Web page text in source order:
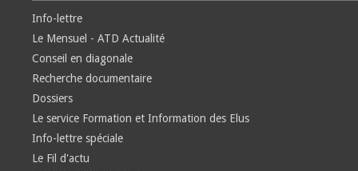
Info-lettre
Le Mensuel - ATD Actualité
Conseil en diagonale
Recherche documentaire
Dossiers
Le service Formation et Information des Elus
Info-lettre spéciale
Le Fil d'actu